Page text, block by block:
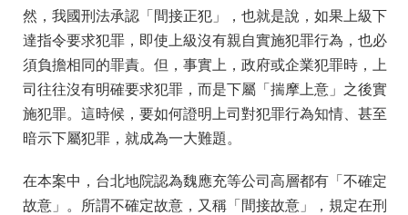
然，我國刑法承認「間接正犯」，也就是說，如果上級下
達指令要求犯罪，即使上級沒有親自實施犯罪行為，也必
須負擔相同的罪責。但，事實上，政府或企業犯罪時，上
司往往沒有明確要求犯罪，而是下屬「揣摩上意」之後實
施犯罪。這時候，要如何證明上司對犯罪行為知情、甚至
暗示下屬犯罪，就成為一大難題。
在本案中，台北地院認為魏應充等公司高層都有「不確定
故意」。所謂不確定故意，又稱「間接故意」，規定在刑